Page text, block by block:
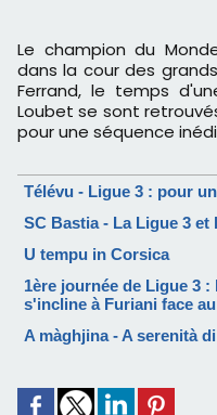
Le champion du
dans la cour des
Ferrand, le temps
Loubet se sont
pour une séquence
Télévu - Ligue 3 : pour
SC Bastia - La Ligue 3
U tempu in Corsica
1ère journée de Ligue 3
s'incline à Furiani face
A màghjina - A serenità